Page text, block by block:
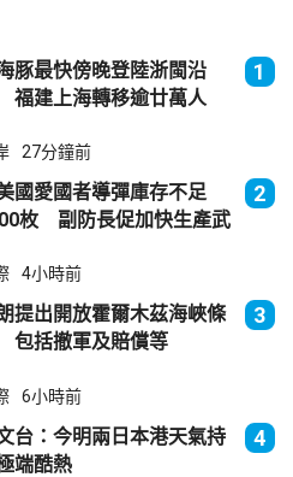
豚最快傍晚登陸浙閩沿
建上海轉移逾廿萬人
1
27分鐘前
國愛國者導彈庫存不足
枚 副防長促加快生產武
2
4小時前
提出開放霍爾木茲海峽條
括撤軍及賠償等
3
6小時前
台：今明兩日本港天氣持
端酷熱
4